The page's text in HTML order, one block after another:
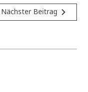
Nächster Beitrag navigate_next